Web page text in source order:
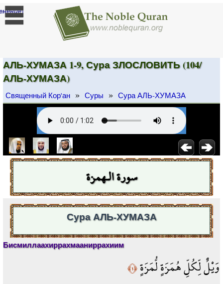
]
АЛЬ-ХУМАЗА 1-9, Сура ЗЛОСЛОВИТЬ (104/
АЛЬ-ХУМАЗА)
Священный Кор'ан » Суры » Сура АЛЬ-ХУМАЗА
سورة الـهمزة
Сура АЛЬ-ХУМАЗА
Бисмиллаахиррахмааниррахиим
وَيْلٌ لِّكُلِّ هُمَزَةٍ لُّمَزَةٍ﴿١﴾